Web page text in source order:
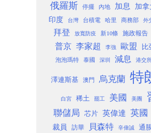
俄羅斯 停擺 內地 加息 加拿
印度
台灣 台積電 哈里 商務部 外
拜登 放寬防疫 新10條 施政報告
普京 李家超 李強 歐盟 比
泡泡瑪特 泰國 深圳 減息 港交
澤連斯基 澳門 烏克蘭 特
白宮 稀土 罷工 美國 美團
聯儲局 芯片 英偉達 英國
裁員 訪華 貝森特 辛偉誠 通